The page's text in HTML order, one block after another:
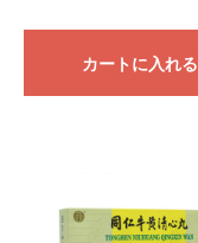
カートに入れる